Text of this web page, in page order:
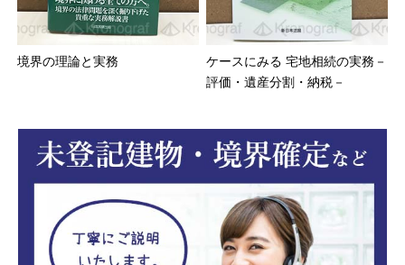
境界の理論と実務
ケースにみる 宅地相続の実務－
評価・遺産分割・納税－